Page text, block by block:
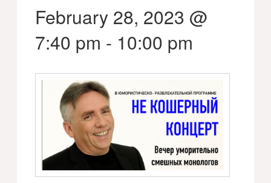
February 28, 2023 @
7:40 pm - 10:00 pm